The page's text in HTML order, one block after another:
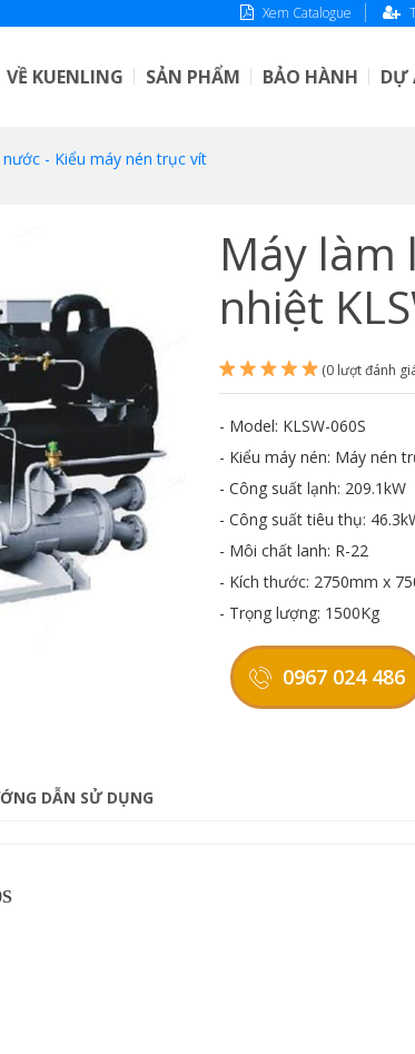
Xem Catalogue
VỀ KUENLING SẢN PHẨM BẢO HÀNH DỰ
- Kiểu máy nén trục vít
Máy làm
nhiệt
(0 lượt đánh
- Model: KLSW-060S
- Kiểu máy nén: Máy nén
- Công suất lạnh: 209.1kW
- Công suất tiêu thụ:
- Môi chất lanh: R-22
- Kích thước: 2750mm x
- Trọng lượng: 1500Kg
0967 024 486
DẪN SỬ DỤNG